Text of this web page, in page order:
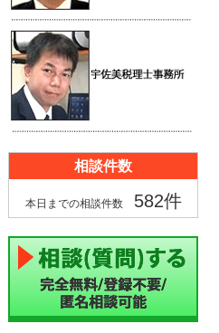
相談件数
本日までの相談件数 582件